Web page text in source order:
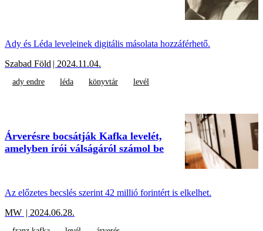
Ady és Léda leveleinek digitális másolata hozzáférhető.
Szabad Föld | 2024.11.04.
ady endre léda könyvtár levél
Árverésre bocsátják Kafka levelét,
amelyben írói válságáról számol be
Az előzetes becslés szerint 42 millió forintért is elkelhet.
MW | 2024.06.28.